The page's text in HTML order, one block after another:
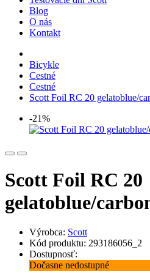
Blog
O nás
Kontakt
Bicykle
Cestné
Cestné
Scott Foil RC 20 gelatoblue/
-21%
Scott Foil RC 20
gelatoblue/
Výrobca: Scott
Kód produktu: 293186056_2
Dostupnosť:
Dočasne nedostupné